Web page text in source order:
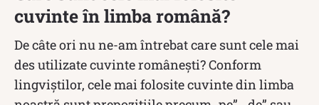
cuvinte în limba română?
De câte ori nu ne-am întrebat care sunt cele mai
des utilizate cuvinte românești? Conform
lingviștilor, cele mai folosite cuvinte din limba